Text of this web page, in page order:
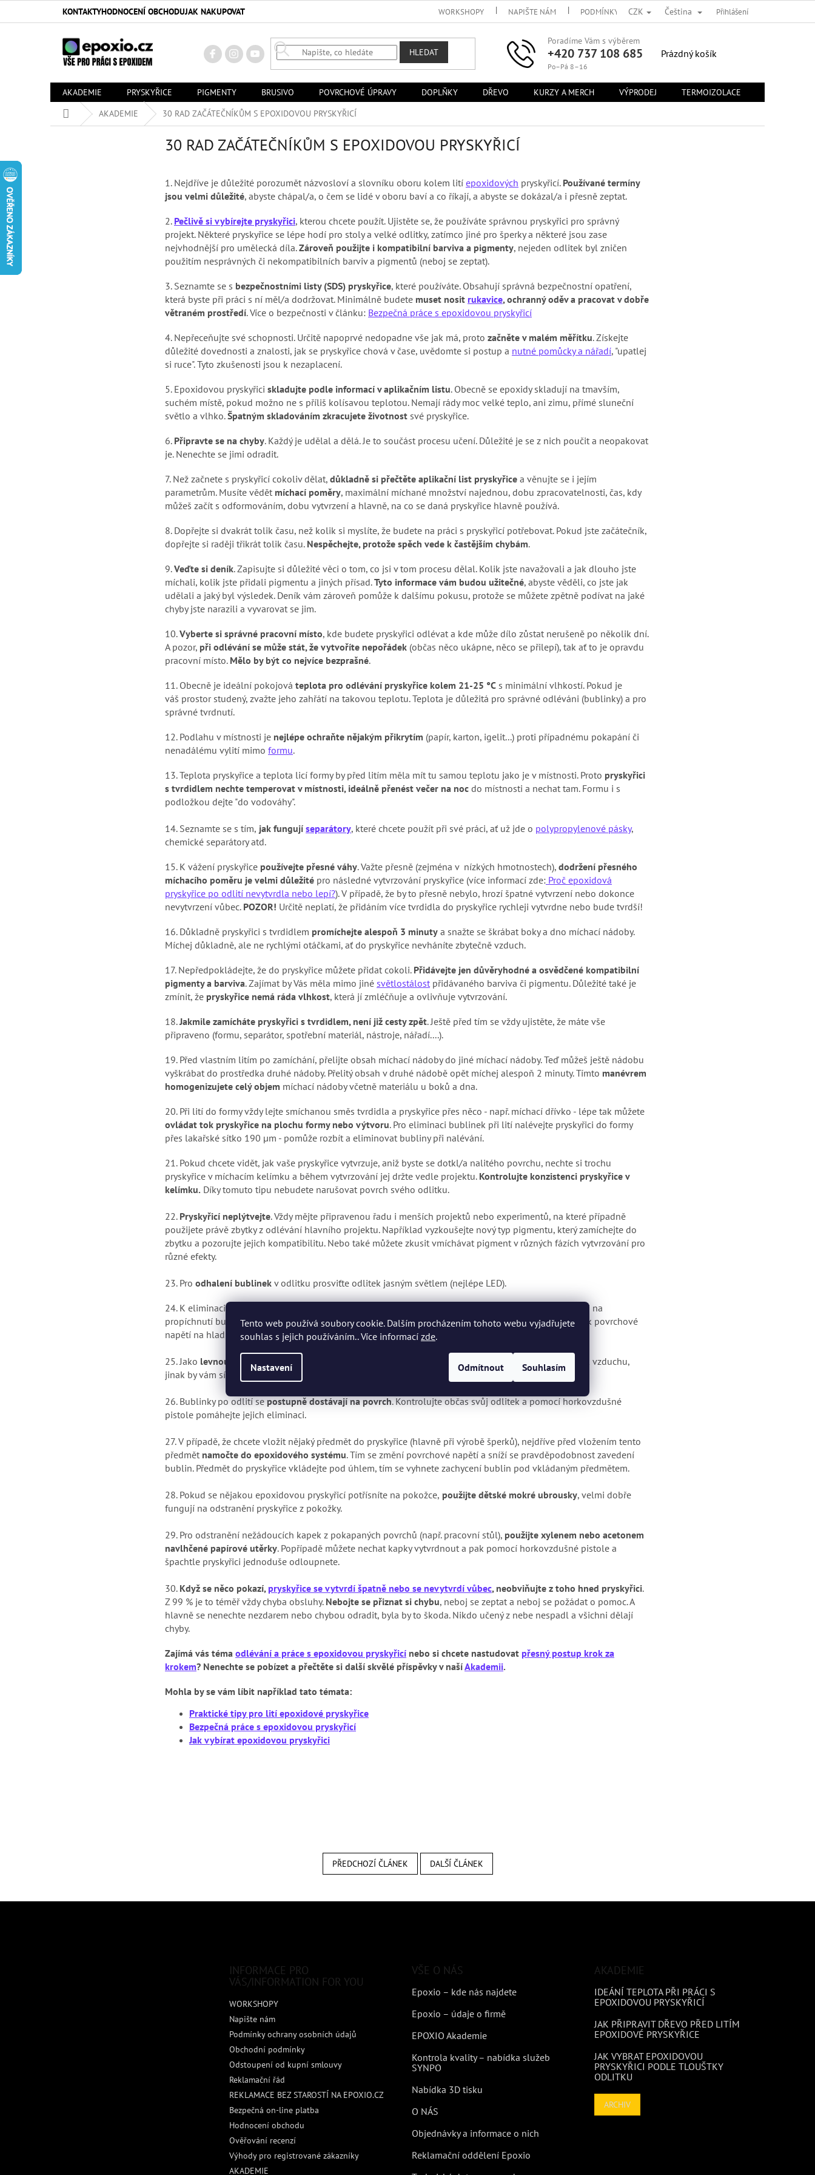
Tento web používá soubory cookie. Dalším procházením tohoto webu vyjadřujete
souhlas s jejich používáním.. Více informací zde.
Nastavení Odmítnout Souhlasím
KONTAKTYHODNOCENÍ OBCHODUJAK NAKUPOVAT WORKSHOPY NAPIŠTE NÁM PODMÍNKY OCHRANY OSOBNÍCH ÚDAJŮ OBCHODNÍ
CZK Čeština Přihlášení
HLEDAT
Poradíme Vám s výběrem
+420 737 108 685
Po–Pá 8–16
NÁKUPNÍ
Prázdný košík
AKADEMIE PRYSKYŘICE PIGMENTY BRUSIVO POVRCHOVÉ ÚPRAVY DOPLŇKY DŘEVO KURZY A MERCH VÝPRODEJ TERMOIZOLACE
Domů AKADEMIE 30 RAD ZAČÁTEČNÍKŮM S EPOXIDOVOU PRYSKYŘICÍ
30 RAD ZAČÁTEČNÍKŮM S EPOXIDOVOU PRYSKYŘICÍ
1. Nejdříve je důležité porozumět názvosloví a slovníku oboru kolem lití epoxidových pryskyřicí. Používané termíny
jsou velmi důležité, abyste chápal/a, o čem se lidé v oboru baví a co říkají, a abyste se dokázal/a i přesně zeptat.
2. Pečlivě si vybírejte pryskyřici, kterou chcete použít. Ujistěte se, že používáte správnou pryskyřici pro správný
projekt. Některé pryskyřice se lépe hodí pro stoly a velké odlitky, zatímco jiné pro šperky a některé jsou zase
nejvhodnější pro umělecká díla.Zároveň použijte i kompatibilní barviva a pigmenty, nejeden odlitek byl zničen
použitím nesprávných či nekompatibilních barviv a pigmentů (neboj se zeptat).
3. Seznamte se s bezpečnostními listy (SDS) pryskyřice, které používáte. Obsahují správná bezpečnostní opatření,
která byste při práci s ní měl/a dodržovat. Minimálně budete muset nosit rukavice, ochranný oděv a pracovat v dobře
větraném prostředí. Více o bezpečnosti v článku: Bezpečná práce s epoxidovou pryskyřicí
4. Nepřeceňujte své schopnosti. Určitě napoprvé nedopadne vše jak má, proto začněte v malém měřítku. Získejte
důležité dovednosti a znalosti, jak se pryskyřice chová v čase, uvědomte si postup a nutné pomůcky a nářadí, "upatlej
si ruce". Tyto zkušenosti jsou k nezaplacení.
5. Epoxidovou pryskyřici skladujte podle informací v aplikačním listu. Obecně se epoxidy skladují na tmavším,
suchém místě, pokud možno ne s příliš kolísavou teplotou. Nemají rády moc velké teplo, ani zimu, přímé sluneční
světlo a vlhko.Špatným skladováním zkracujete životnost své pryskyřice.
6. Připravte se na chyby. Každý je udělal a dělá. Je to součást procesu učení. Důležité je se z nich poučit a neopakovat
je. Nenechte se jimi odradit.
7. Než začnete s pryskyřicí cokoliv dělat, důkladně si přečtěte aplikační list pryskyřice a věnujte se i jejím
parametrům. Musíte vědět míchací poměry, maximální míchané množství najednou, dobu zpracovatelnosti, čas, kdy
můžeš začít s odformováním, dobu vytvrzení a hlavně, na co se daná pryskyřice hlavně používá.
8. Dopřejte si dvakrát tolik času, než kolik si myslíte, že budete na práci s pryskyřicí potřebovat. Pokud jste začátečník,
dopřejte si raději třikrát tolik času. Nespěchejte, protože spěch vede k častějším chybám.
9.Veďte si deník. Zapisujte si důležité věci o tom, co jsi v tom procesu dělal. Kolik jste navažovali a jak dlouho jste
míchali, kolik jste přidali pigmentu a jiných přísad.Tyto informace vám budou užitečné, abyste věděli, co jste jak
udělali a jaký byl výsledek. Deník vám zároveň pomůže k dalšímu pokusu, protože se můžete zpětně podívat na jaké
chyby jste narazili a vyvarovat se jim.
10.Vyberte si správné pracovní místo, kde budete pryskyřici odlévat a kde může dílo zůstat nerušeně po několik dní.
A pozor, při odlévání se může stát, že vytvoříte nepořádek (občas něco ukápne, něco se přilepí), tak ať to je opravdu
pracovní místo. Mělo by být co nejvíce bezprašné.
11. Obecně je ideální pokojová teplota pro odlévání pryskyřice kolem 21-25 °C s minimální vlhkostí. Pokud je
váš prostor studený, zvažte jeho zahřátí na takovou teplotu. Teplota je důležitá pro správné odléváni (bublinky) a pro
správné tvrdnutí.
12. Podlahu v místnosti je nejlépe ochraňte nějakým přikrytím (papír, karton, igelit...) proti případnému pokapání či
nenadálému vylití mimo formu.
13.Teplota pryskyřice a teplota licí formy by před litím měla mít tu samou teplotu jako je v místnosti. Proto pryskyřici
s tvrdidlem nechte temperovat v místnosti, ideálně přenést večer na noc do místnosti a nechat tam. Formu i s
podložkou dejte "do vodováhy".
14. Seznamte se s tím, jak fungují separátory, které chcete použít při své práci, ať už jde o polypropylenové pásky,
chemické separátory atd.
15. K vážení pryskyřice používejte přesné váhy. Važte přesně (zejména v nízkých hmotnostech), dodržení přesného
míchacího poměru je velmi důležité pro následné vytvrzování pryskyřice (více informací zde: Proč epoxidová
pryskyřice po odlití nevytvrdla nebo lepí?). V případě, že by to přesně nebylo, hrozí špatné vytvrzení nebo dokonce
nevytvrzení vůbec. POZOR! Určitě neplatí, že přidáním více tvrdidla do pryskyřice rychleji vytvrdne nebo bude tvrdší!
16. Důkladně pryskyřici s tvrdidlem promíchejte alespoň 3 minuty a snažte se škrábat boky a dno míchací nádoby.
Míchej důkladně, ale ne rychlými otáčkami, ať do pryskyřice nevháníte zbytečně vzduch.
17. Nepředpokládejte, že do pryskyřice můžete přidat cokoli. Přidávejte jen důvěryhodné a osvědčené kompatibilní
pigmenty a barviva. Zajímat by Vás měla mimo jiné světlostálost přidávaného barviva či pigmentu. Důležité také je
zmínit, že pryskyřice nemá ráda vlhkost, která jí zmléčňuje a ovlivňuje vytvrzování.
18.Jakmile zamícháte pryskyřici s tvrdidlem, není již cesty zpět. Ještě před tím se vždy ujistěte, že máte vše
připraveno (formu, separátor, spotřební materiál, nástroje, nářadí....).
19. Před vlastním litím po zamíchání, přelijte obsah míchací nádoby do jiné míchací nádoby. Teď můžeš ještě nádobu
vyškrábat do prostředka druhé nádoby. Přelitý obsah v druhé nádobě opět míchej alespoň 2 minuty. Tímto manévrem
homogenizujete celý objem míchací nádoby včetně materiálu u boků a dna.
20. Při lití do formy vždy lejte smíchanou směs tvrdidla a pryskyřice přes něco - např. míchací dřívko - lépe tak můžete
ovládat tok pryskyřice na plochu formy nebo výtvoru. Pro eliminaci bublinek při lití nalévejte pryskyřici do formy
přes lakařské sítko 190 µm - pomůže rozbít a eliminovat bubliny při nalévání.
21. Pokud chcete vidět, jak vaše pryskyřice vytvrzuje, aniž byste se dotkl/a nalitého povrchu, nechte si trochu
pryskyřice v míchacím kelímku a během vytvrzování jej držte vedle projektu. Kontrolujte konzistenci pryskyřice v
kelímku. Díky tomuto tipu nebudete narušovat povrch svého odlitku.
22. Pryskyřicí neplýtvejte. Vždy mějte připravenou řadu i menších projektů nebo experimentů, na které případně
použijete právě zbytky z odlévání hlavního projektu. Například vyzkoušejte nový typ pigmentu, který zamíchejte do
zbytku a pozorujte jejich kompatibilitu. Nebo také můžete zkusit vmíchávat pigment v různých fázích vytvrzování pro
různé efekty.
23. Pro odhalení bublinek v odlitku prosviťte odlitek jasným světlem (nejlépe LED).
24. K eliminaci bublin použijte
nebo nástroj na
propíchnutí bublinek. Vylitý povrch horkým vzduchem kontinuálním pohybem "přejeďte" - snížíte tím tak povrchové
napětí na hladině odlité pryskyřice a umožníte bublinám prasknout.
25. Jako levnou teplovzdušnou pistoli lze použít i vysoušeč vlasů
, jen se musí nastavit na nízký průtok vzduchu,
jinak by vám síla proudícího vzduchu mohla vyfukovat pryskyřici z formy.
26. Bublinky po odlití sepostupně dostávají na povrch. Kontrolujte občas svůj odlitek a pomocí horkovzdušné
pistole pomáhejte jejich eliminaci.
27.V případě, že chcete vložit nějaký předmět do pryskyřice (hlavně při výrobě šperků), nejdříve před vložením tento
předmět namočte do epoxidového systému. Tím se změní povrchové napětí a sníží se pravděpodobnost zavedení
bublin. Předmět do pryskyřice vkládejte pod úhlem, tím se vyhnete zachycení bublin pod vkládaným předmětem.
28. Pokud se nějakou epoxidovou pryskyřicí potřísníte na pokožce, použijte dětské mokré ubrousky, velmi dobře
fungují na odstranění pryskyřice z pokožky.
29. Pro odstranění nežádoucích kapek z pokapaných povrchů (např. pracovní stůl), použijte xylenem nebo acetonem
navlhčené papírové utěrky. Popřípadě můžete nechat kapky vytvrdnout a pak pomocí horkovzdušné pistole a
špachtle pryskyřici jednoduše odloupnete.
30. Když se něco pokazí, pryskyřice se vytvrdí špatně nebo se nevytvrdí vůbec, neobviňujte z toho hned pryskyřici.
Z 99 % je to téměř vždy chyba obsluhy. Nebojte se přiznat si chybu, neboj se zeptat a neboj se požádat o pomoc. A
hlavně se nenechte nezdarem nebo chybou odradit, byla by to škoda. Nikdo učený z nebe nespadl a všichni dělají
chyby.
Zajímá vás téma odlévání a práce s epoxidovou pryskyřicí nebo si chcete nastudovat přesný postup krok za
krokem? Nenechte se pobízet a přečtěte si další skvělé příspěvky v našíAkademii.
Mohla by se vám líbit například tato témata:
Praktické tipy pro lití epoxidové pryskyřice
Bezpečná práce s epoxidovou pryskyřicí
Jak vybírat epoxidovou pryskyřici
PŘEDCHOZÍ ČLÁNEK DALŠÍ ČLÁNEK
INFORMACE PRO
VÁS/INFORMATION FOR YOU
WORKSHOPY
Napište nám
Podmínky ochrany osobních údajů
Obchodní podmínky
Odstoupení od kupní smlouvy
Reklamační řád
REKLAMACE BEZ STAROSTÍ NA EPOXIO.CZ
Bezpečná on-line platba
Hodnocení obchodu
Ověřování recenzí
Výhody pro registrované zákazníky
AKADEMIE
VŠE O NÁS
Epoxio – kde nás najdete
Epoxio – údaje o firmě
EPOXIO Akademie
Kontrola kvality – nabídka služeb
SYNPO
Nabídka 3D tisku
O NÁS
Objednávky a informace o nich
Reklamační oddělení Epoxio
AKADEMIE
IDEÁNÍ TEPLOTA PŘI PRÁCI S
EPOXIDOVOU PRYSKYŘICÍ
JAK PŘIPRAVIT DŘEVO PŘED LITÍM
EPOXIDOVÉ PRYSKYŘICE
JAK VYBRAT EPOXIDOVOU
PRYSKYŘICI PODLE TLOUŠTKY
ODLITKU
ARCHIV